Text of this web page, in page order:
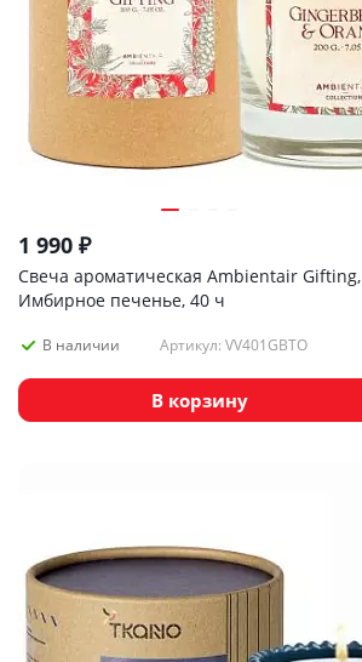
1 990 ₽
Свеча ароматическая Ambientair Gifting,
Имбирное печенье, 40 ч
В наличии Артикул: VV401GBTO
В корзину